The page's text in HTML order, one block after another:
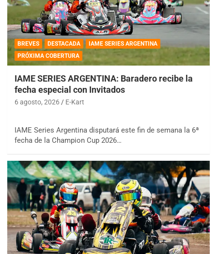
BREVES DESTACADA
IAME SERIES ARGENTINA
PRÓXIMA COBERTURA
IAME SERIES ARGENTINA: Baradero recibe la
fecha especial con Invitados
6 agosto, 2026 E-Kart
IAME Series Argentina disputará este fin de semana la 6ª
fecha de la Champion Cup 2026…